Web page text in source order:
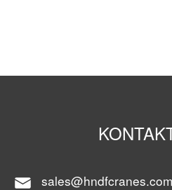
sales@hndfcranes.com